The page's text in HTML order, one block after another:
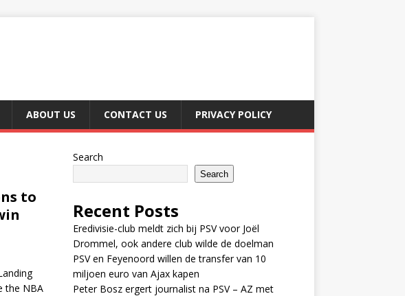
ABOUT US CONTACT US PRIVACY POLICY
to
the NBA
Search
Search
Recent Posts
Eredivisie-club meldt zich bij PSV voor Joël
Drommel, ook andere club wilde de doelman
PSV en Feyenoord willen de transfer van 10
miljoen euro van Ajax kapen
Peter Bosz ergert journalist na PSV – AZ met